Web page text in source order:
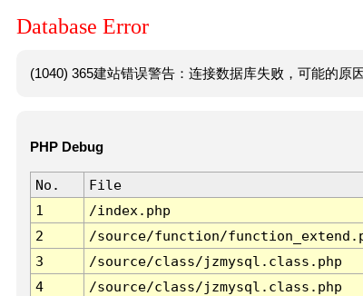
Database Error
(1040) 365建站错误警告：连接数据库失败，可能的原
PHP Debug
No. File
1
/index.php
2
/source/function/
3
/source/class/jzmysql.class.php
4
/source/class/jzmysql.class.php